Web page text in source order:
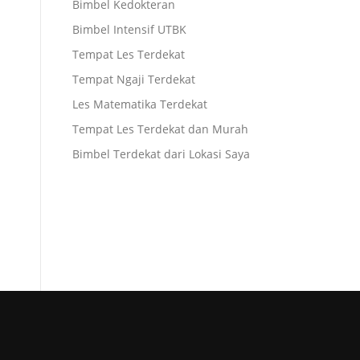
Bimbel Kedokteran
Bimbel Intensif UTBK
Tempat Les Terdekat
Tempat Ngaji Terdekat
Les Matematika Terdekat
Tempat Les Terdekat dan Murah
Bimbel Terdekat dari Lokasi Saya